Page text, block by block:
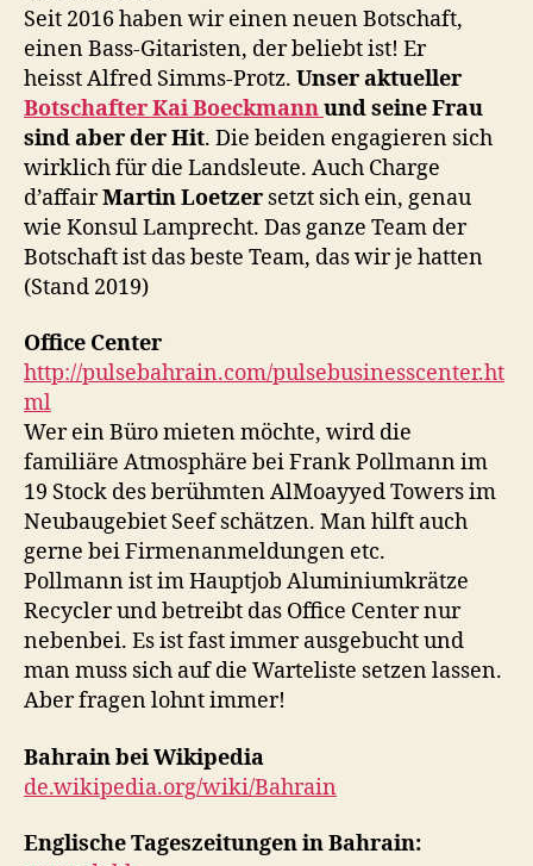
Seit 2016 haben wir einen neuen Botschaft,
einen Bass-Gitaristen, der beliebt ist! Er
heisst Alfred Simms-Protz. Unser aktueller
Botschafter Kai Boeckmannund seine Frau
sind aber der Hit. Die beiden engagieren sich
wirklich für die Landsleute. Auch Charge
d’affairMartin Loetzer setzt sich ein, genau
wie Konsul Lamprecht. Das ganze Team der
Botschaft ist das beste Team, das wir je hatten
(Stand 2019)
Office Center
http://pulsebahrain.com/pulsebusinesscenter.ht
ml
Wer ein Büro mieten möchte, wird die
familiäre Atmosphäre bei Frank Pollmann im
19 Stock des berühmten AlMoayyed Towers im
Neubaugebiet Seef schätzen. Man hilft auch
gerne bei Firmenanmeldungen etc.
Pollmann ist im Hauptjob Aluminiumkrätze
Recycler und betreibt das Office Center nur
nebenbei. Es ist fast immer ausgebucht und
man muss sich auf die Warteliste setzen lassen.
Aber fragen lohnt immer!
Bahrain bei Wikipedia
de.wikipedia.org/wiki/Bahrain
Englische Tageszeitungen in Bahrain: